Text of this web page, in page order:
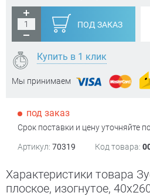
ПОД ЗАКАЗ
Купить в 1 клик
Мы принимаем
под заказ
Срок поставки и цену уточняйте
Артикул: 70319 Код товара:
Характеристики товара
плоское, изогнутое,